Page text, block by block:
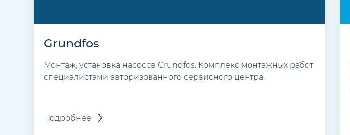
Grundfos
Монтаж, установка насосов Grundfos. Комплекс монтажных работ
специалистами авторизованного сервисного центра.
Подробнее